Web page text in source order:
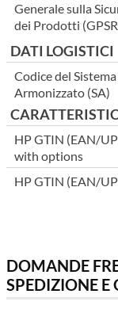
Generale sulla
dei Prodotti
DATI LOGISTICI
Codice del Sistema
Armonizzato (SA)
HP GTIN (EAN/
with options
HP GTIN (EAN/
DOMANDE
SPEDIZIONE E